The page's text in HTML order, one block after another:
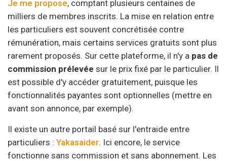
Je me propose, comptant plusieurs centaines de
milliers de membres inscrits. La mise en relation entre
les particuliers est souvent concrétisée contre
rémunération, mais certains services gratuits sont plus
rarement proposés. Sur cette plateforme, il n'y a pas de
commission prélevée sur le prix fixé par le particulier. Il
est possible d'y accéder gratuitement, puisque les
fonctionnalités payantes sont optionnelles (mettre en
avant son annonce, par exemple).
Il existe un autre portail basé sur l'entraide entre
particuliers : Yakasaider. Ici encore, le service
fonctionne sans commission et sans abonnement. Les